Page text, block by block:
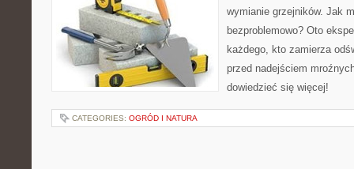
wymianie grzejników. Jak
bezproblemowo? Oto
każdego, kto zamierza
przed nadejściem
dowiedzieć się więcej!
CATEGORIES: OGRÓD I NATURA